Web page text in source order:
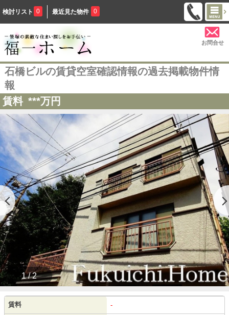
検討リスト 0 最近見た物件 0
お問合せ
石橋ビルの賃貸空室確認情報の過去掲載物件情
報
賃料 ***万円
1 / 2
賃料 -